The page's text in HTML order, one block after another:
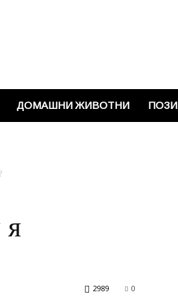
Vinkisa
ДОМАШНИ ЖИВОТНИ
0
2989